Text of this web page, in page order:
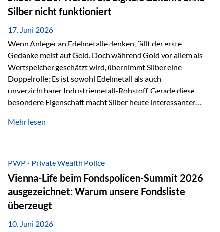
Was zeichnet aktive Fonds aus? Aktive Fonds verfolgen das
Ziel, nicht nur einen Markt abzubilden, sondern gezielt
Anlageentscheidungen zu treffen. Fondsmanager
analysieren Unternehmen,…
Silber nicht funktioniert
17. Juni 2026
Wenn Anleger an Edelmetalle denken, fällt der erste
Gedanke meist auf Gold. Doch während Gold vor allem als
Wertspeicher geschätzt wird, übernimmt Silber eine
Doppelrolle: Es ist sowohl Edelmetall als auch
unverzichtbarer Industriemetall-Rohstoff. Gerade diese
besondere Eigenschaft macht Silber heute interessanter
elektrischer – und genau dort spielt Silber eine
Leitfähigkeit aller Metalle. Diese Eigenschaft macht es für
zahlreiche Zukunftstechnologien praktisch unverzichtbar.
Silber findet sich unter anderem in: Solarmodulen
Elektrofahrzeugen Halbleitern Smartphones und Tablets…
Mehr lesen
PWP - Private Wealth Police
Vienna-Life beim Fondspolicen-Summit 2026
ausgezeichnet: Warum unsere Fondsliste
überzeugt
10. Juni 2026